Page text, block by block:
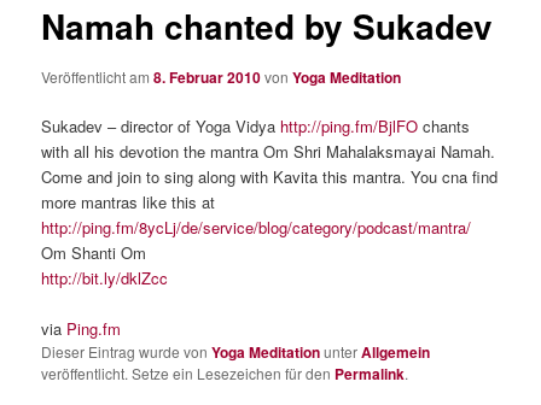
Namah chanted by Sukadev
Veröffentlicht am8. Februar 2010vonYoga Meditation
Sukadev – director of Yoga Vidya http://ping.fm/BjlFO chants
with all his devotion the mantra Om Shri Mahalaksmayai Namah.
Come and join to sing along with Kavita this mantra. You cna find
more mantras like this at
http://ping.fm/8ycLj/de/service/blog/category/podcast/mantra/
Om Shanti Om
http://bit.ly/dklZcc
via Ping.fm
Dieser Eintrag wurde vonYoga MeditationunterAllgemein
veröffentlicht. Setze ein Lesezeichen für den Permalink.